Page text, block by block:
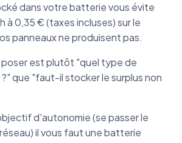
dans votre batterie vous évite
à 0,35 € (taxes incluses) sur le
panneaux ne produisent pas.
poser est plutôt "quel type de
que "faut-il stocker le surplus non
d'autonomie (se passer le
il vous faut une batterie